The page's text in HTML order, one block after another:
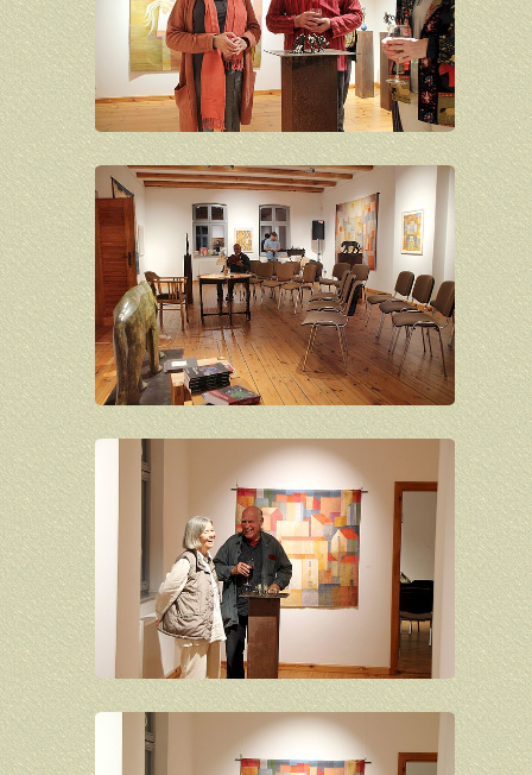
Robert Metzkes
Barbara Müller-Kageler
Sabine Naumann
Sven Ochsenreither
Emerita Pansowová
Oscer Pioppi
Barbara Putbrese
Hans Scheib
Hans-Otto Schmidt
Bernhard Schrock
Irene Sohler
Reinhard Stangl
Wiebke Steinmetz
Henry Stöcker
Manfred Strehlau
Gertraud Wendlandt